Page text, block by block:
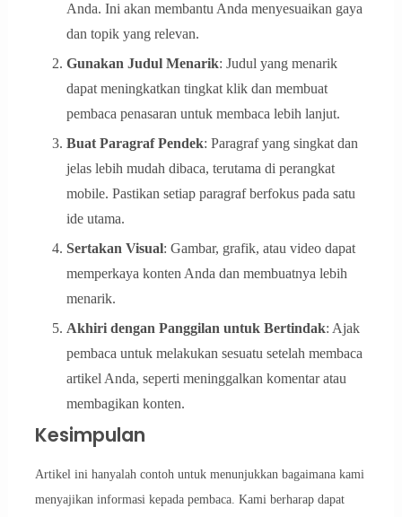
Anda. Ini akan membantu Anda menyesuaikan gaya
dan topik yang relevan.
Gunakan Judul Menarik: Judul yang menarik
dapat meningkatkan tingkat klik dan membuat
pembaca penasaran untuk membaca lebih lanjut.
Buat Paragraf Pendek: Paragraf yang singkat dan
jelas lebih mudah dibaca, terutama di perangkat
mobile. Pastikan setiap paragraf berfokus pada satu
ide utama.
Sertakan Visual: Gambar, grafik, atau video dapat
memperkaya konten Anda dan membuatnya lebih
menarik.
Akhiri dengan Panggilan untuk Bertindak: Ajak
pembaca untuk melakukan sesuatu setelah membaca
artikel Anda, seperti meninggalkan komentar atau
membagikan konten.
Kesimpulan
Artikel ini hanyalah contoh untuk menunjukkan bagaimana kami
menyajikan informasi kepada pembaca. Kami berharap dapat